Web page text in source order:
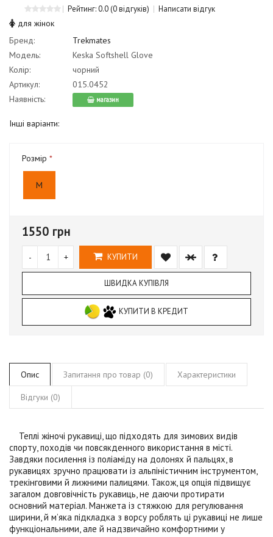
Рейтинг: 0.0(0 відгуків) Написати відгук
для жінок
Бренд:
Trekmates
Модель:
Keska Softshell Glove
Колір:
чорний
Артикул:
015.0452
Наявність:
магазин
Інші варіанти:
Розмір
M
1550 грн
- + КУПИТИ
ШВИДКА КУПІВЛЯ
КУПИТИ В КРЕДИТ
Опис Запитання про товар (0) Характеристики
Відгуки (0)
Теплі жіночі рукавиці, що підходять для зимових видів
спорту, походів чи повсякденного використання в місті.
Завдяки посилення із поліаміду на долонях й пальцях, в
рукавицях зручно працювати із альпіністичним інструментом,
трекінговими й лижними палицями. Також, ця опція підвищує
загалом довговічність рукавиць, не даючи протирати
основний матеріал. Манжета із стяжкою для регулювання
ширини, й м’яка підкладка з ворсу роблять ці рукавиці не лише
функціональними, але й надзвичайно комфортними у